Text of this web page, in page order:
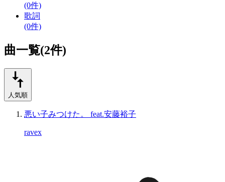
(0件)
歌詞
(0件)
曲一覧(2件)
人気順
悪い子みつけた。 feat.安藤裕子
ravex